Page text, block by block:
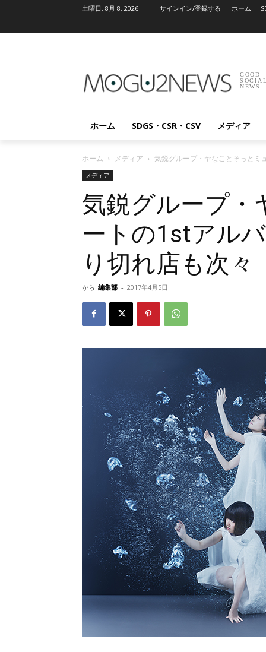
土曜日, 8月 8, 2026 サインイン/登録する ホーム
GOOD
NEWS
ホーム SDGS・CSR・CSV メディア
ホーム メディア 気鋭グループ・ヤなことそっとミ
メディア
気鋭グループ・
ートの1stアル
り切れ店も次々
から 編集部 - 2017年4月5日